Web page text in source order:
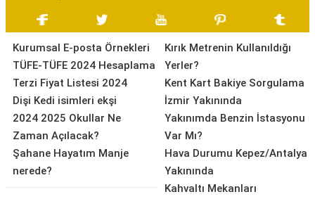
Kurumsal E-posta Örnekleri
TÜFE-TÜFE 2024 Hesaplama
Terzi Fiyat Listesi 2024
Dişi Kedi isimleri ekşi
2024 2025 Okullar Ne
Zaman Açılacak?
Şahane Hayatım Manje
nerede?
Kırık Metrenin Kullanıldığı
Yerler?
Kent Kart Bakiye Sorgulama
İzmir Yakınında
Yakınımda Benzin İstasyonu
Var Mı?
Hava Durumu Kepez/Antalya
Yakınında
Kahvaltı Mekanları